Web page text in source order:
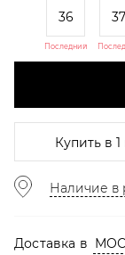
36
Последний
37
Купитьв 1
Наличие в
Доставка в